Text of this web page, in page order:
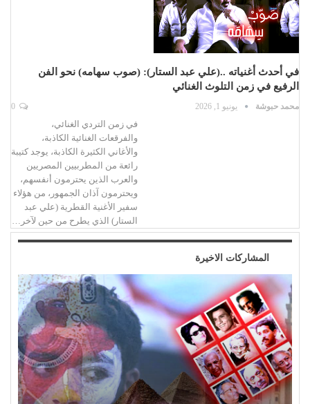
في أحدث أغنياته ..(علي عبد الستار): (صوب سهامه) نحو الفن
الرفيع في زمن التلوث الغنائي
محمد حبوشة يونيو 1, 2026
في زمن التردي الغنائي،
والفرقعات الغنائية الكاذبة،
والأغاني الكثيرة الكاذبة، يوجد كتيبة
رائعة من المطربيين المصريين
والعرب الذين يحترمون أنفسهم،
ويحترمون آذان الجمهور، من هؤلاء
سفير الأغنية القطرية (علي عبد
الستار) الذي يطرح من حين لآخر…
المشاركات الاخيرة